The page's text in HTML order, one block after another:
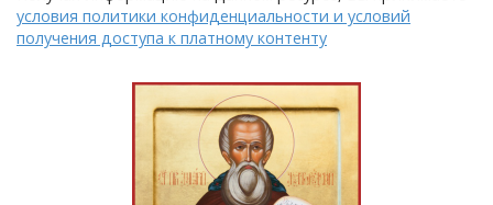
условия политики конфиденциальности и условий
получения доступа к платному контенту